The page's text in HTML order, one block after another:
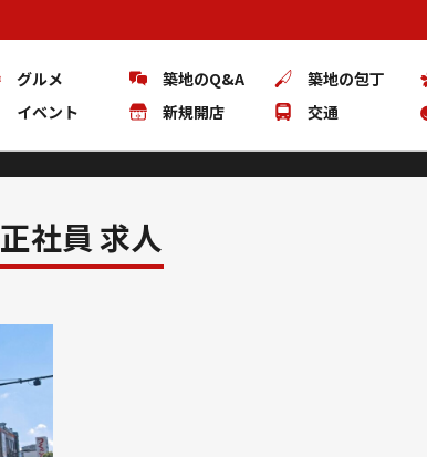
グルメ 築地のQ&A 築地の包丁
イベント
新規開店 交通
正社員 求人